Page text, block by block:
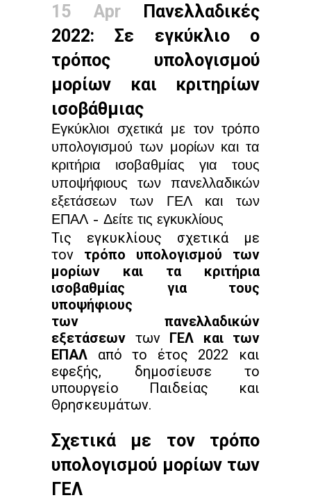
15 AprΠανελλαδικές
2022: Σε εγκύκλιο ο
τρόπος υπολογισμού
μορίων και κριτηρίων
ισοβάθμιας
Εγκύκλιοι σχετικά με τον τρόπο
υπολογισμού των μορίων και τα
κριτήρια ισοβαθμίας για τους
υποψήφιους των πανελλαδικών
εξετάσεων των ΓΕΛ και των
ΕΠΑΛ – Δείτε τις εγκυκλίους
Τις εγκυκλίους σχετικά με
τον τρόπο υπολογισμού των
μορίων και τα κριτήρια
ισοβαθμίας για τους
υποψήφιους
των πανελλαδικών
εξετάσεων των ΓΕΛ και των
ΕΠΑΛ από το έτος 2022 και
εφεξής, δημοσίευσε το
υπουργείο Παιδείας και
Θρησκευμάτων.
Σχετικά με τον τρόπο
υπολογισμού μορίων των
ΓΕΛ